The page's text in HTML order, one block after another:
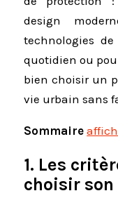
design
technologies
quotidien ou
bien choisir un
vie urbain sans
Sommaire
1. Les
choisir